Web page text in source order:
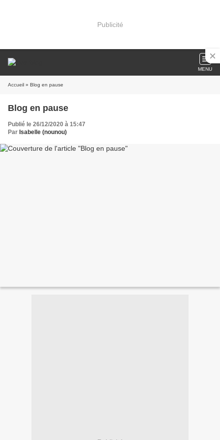
Publicité
MENU
Accueil » Blog en pause
Blog en pause
Publié le 26/12/2020 à 15:47
Par Isabelle (nounou)